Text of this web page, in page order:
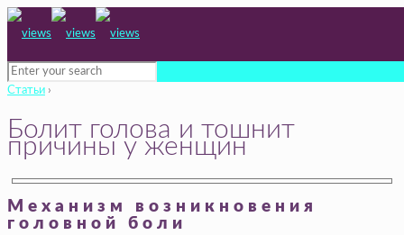
Статьи ›
Болит голова и тошнит
причины у женщин
Механизм возникновения
головной боли